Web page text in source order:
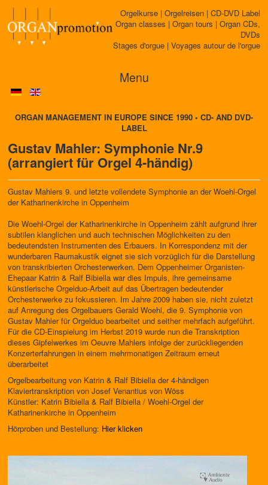
Orgelkurse | Orgelreisen | CD-DVD Label
Organ classes | Organ tours | Organ CDs,
DVDs
Stages d'orgue | Voyages autour de l'orgue
Menu
ORGAN MANAGEMENT IN EUROPE SINCE 1990 • CD- AND DVD-
LABEL
Gustav Mahler: Symphonie Nr.9
(arrangiert für Orgel 4-händig)
Gustav Mahlers 9. und letzte vollendete Symphonie an der Woehl-Orgel
der Katharinenkirche in Oppenheim
Die Woehl-Orgel der Katharinenkirche in Oppenheim zählt aufgrund ihrer
subtilen klanglichen und auch technischen Möglichkeiten zu den
bedeutendsten Instrumenten des Erbauers. In Korrespondenz mit der
wunderbaren Raumakustik eignet sie sich vorzüglich für die Darstellung
von transkribierten Orchesterwerken. Dem Oppenheimer Organisten-
Ehepaar Katrin & Ralf Bibiella war dies Impuls, ihre gemeinsame
künstlerische Orgelduo-Arbeit auf das Übertragen bedeutender
Orchesterwerke zu fokussieren. Im Jahre 2009 haben sie, nicht zuletzt
auf Anregung des Orgelbauers Gerald Woehl, die 9. Symphonie von
Gustav Mahler für Orgelduo bearbeitet und seither mehrfach aufgeführt.
Für die CD-Einspielung im Herbst 2019 wurde nun die Transkription
dieses Gipfelwerkes im Oeuvre Mahlers infolge der zurückliegenden
Konzerterfahrungen in einem mehrmonatigen Zeitraum erneut
überarbeitet
Orgelbearbeitung von Katrin & Ralf Bibiella der 4-händigen
Klaviertranskription von Josef Venantius von Wöss
Künstler: Katrin Bibiella & Ralf Bibiella / Woehl-Orgel der
Katharinenkirche in Oppenheim
Hörproben und Bestellung: Hier klicken